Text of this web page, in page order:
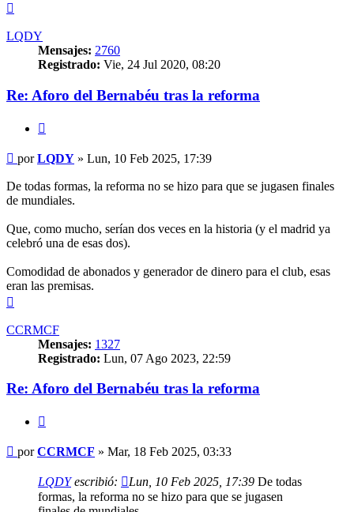
LQDY
Mensajes: 2760
Registrado: Vie, 24 Jul 2020, 08:20
Re: Aforo del Bernabéu tras la reforma
Mensaje
porLQDY » Lun, 10 Feb 2025, 17:39
De todas formas, la reforma no se hizo para que se jugasen finales
de mundiales.
Que, como mucho, serían dos veces en la historia (y el madrid ya
celebró una de esas dos).
Comodidad de abonados y generador de dinero para el club, esas
eran las premisas.
CCRMCF
Mensajes: 1327
Registrado: Lun, 07 Ago 2023, 22:59
Re: Aforo del Bernabéu tras la reforma
Mensaje
porCCRMCF » Mar, 18 Feb 2025, 03:33
LQDYescribió: Lun, 10 Feb 2025, 17:39 De todas
formas, la reforma no se hizo para que se jugasen